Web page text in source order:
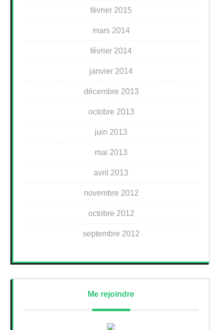
février 2015
mars 2014
février 2014
janvier 2014
décembre 2013
octobre 2013
juin 2013
mai 2013
avril 2013
novembre 2012
octobre 2012
septembre 2012
Me rejoindre